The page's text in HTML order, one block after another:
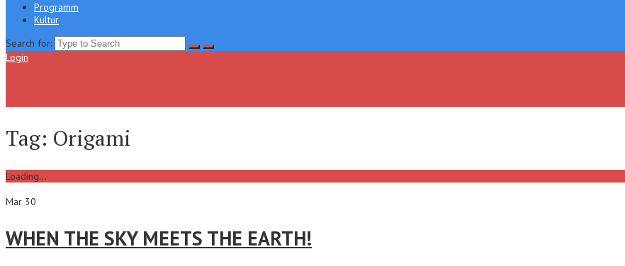
Programm
Kultur
Search for:
Login
Tag: Origami
Loading...
Mar 30
WHEN THE SKY MEETS THE EARTH!